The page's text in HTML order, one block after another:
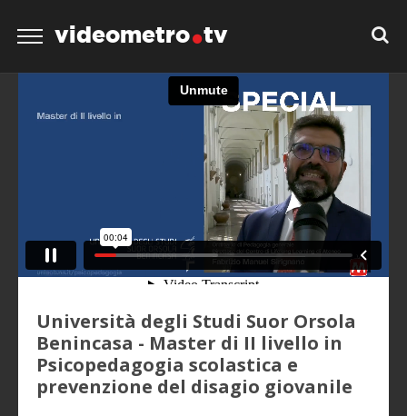
videometro tv
Università degli Studi Suor Orsola
Benincasa - Master di II livello in
Psicopedagogia scolastica e
prevenzione del disagio giovanile